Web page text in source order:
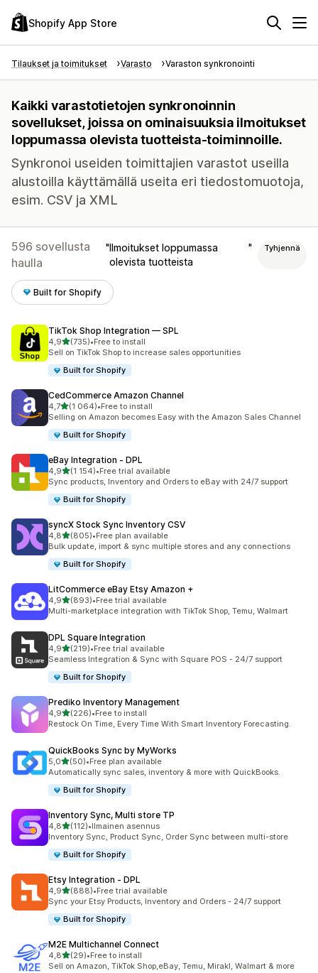
Shopify App Store
Tilaukset ja toimitukset Varasto Varaston synkronointi
Kaikki varastotietojen synkronoinnin
sovellukset, joissa on ominaisuuksia ilmoitukset
loppumassa olevista tuotteista-toiminnoille.
Synkronoi useiden toimittajien varastot useilla
alustoilla käyttämällä useita eri tiedostomuotoja,
esim. CSV ja XML
596 sovellusta
haulla
Ilmoitukset loppumassa
olevista tuotteista
Tyhjennä
Built for Shopify
TikTok Shop Integration — SPL
4,9/ 5 tähteä
(735)
735 arvostelua yhteensä
•Free to install
Sell on TikTok Shop to increase sales opportunities
Built for Shopify
CedCommerce Amazon Channel
4,7/ 5 tähteä
(1 064)
1064 arvostelua yhteensä
•Free to install
Selling on Amazon becomes Easy with the Amazon Sales Channel
Built for Shopify
eBay Integration ‑ DPL
4,9/ 5 tähteä
(1 154)
1154 arvostelua yhteensä
•Free trial available
Sync products, Inventory and Orders to eBay with 24/7 support
Built for Shopify
syncX Stock Sync Inventory CSV
4,8/ 5 tähteä
(805)
805 arvostelua yhteensä
•Free plan available
Bulk update, import & sync multiple stores and any connections
Built for Shopify
LitCommerce eBay Etsy Amazon +
4,9/ 5 tähteä
(893)
893 arvostelua yhteensä
•Free trial available
Multi-marketplace integration with TikTok Shop, Temu, Walmart
DPL Square Integration
4,9/ 5 tähteä
(219)
219 arvostelua yhteensä
•Free trial available
Seamless Integration & Sync with Square POS - 24/7 support
Built for Shopify
Prediko Inventory Management
4,9/ 5 tähteä
(226)
226 arvostelua yhteensä
•Free to install
Restock On Time, Every Time With Smart Inventory Forecasting.
QuickBooks Sync by MyWorks
5,0/ 5 tähteä
(50)
50 arvostelua yhteensä
•Free plan available
Automatically sync sales, inventory & more with QuickBooks.
Built for Shopify
Inventory Sync, Multi store TP
4,8/ 5 tähteä
(112)
112 arvostelua yhteensä
•Ilmainen asennus
Inventory Sync, Product Sync, Order Sync between multi-store
Built for Shopify
Etsy Integration ‑ DPL
4,9/ 5 tähteä
(888)
888 arvostelua yhteensä
•Free trial available
Sync your Etsy Products, Inventory and Orders - 24/7 support
Built for Shopify
M2E Multichannel Connect
4,8/ 5 tähteä
(29)
29 arvostelua yhteensä
•Free to install
Sell on Amazon, TikTok Shop,eBay, Temu, Mirakl, Walmart & more